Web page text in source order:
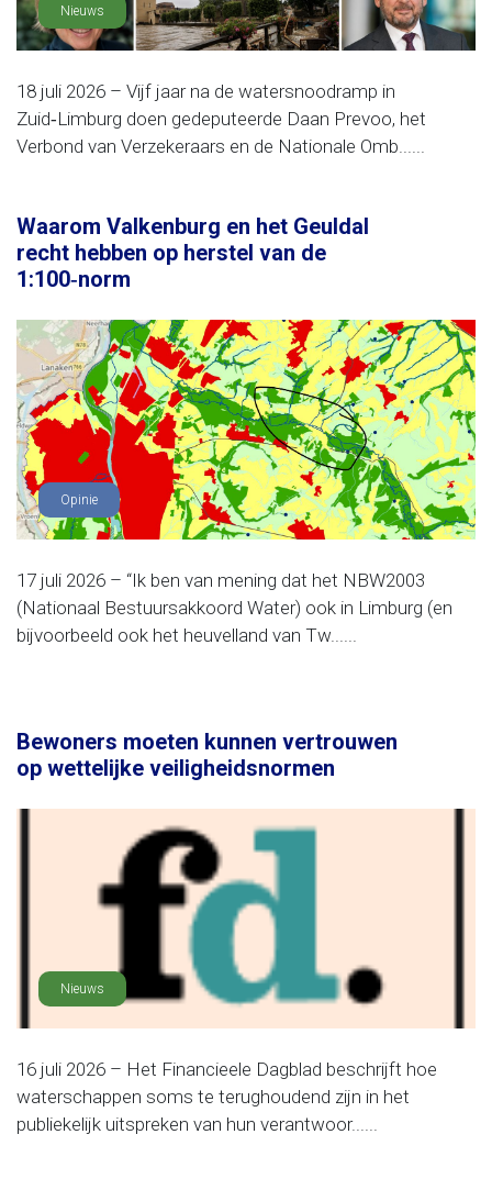
Nieuws
18 juli 2026 – Vijf jaar na de watersnoodramp in
Zuid‑Limburg doen gedeputeerde Daan Prevoo, het
Verbond van Verzekeraars en de Nationale Omb......
Waarom Valkenburg en het Geuldal
recht hebben op herstel van de
1:100‑norm
Opinie
17 juli 2026 – “Ik ben van mening dat het NBW2003
(Nationaal Bestuursakkoord Water) ook in Limburg (en
bijvoorbeeld ook het heuvelland van Tw......
Bewoners moeten kunnen vertrouwen
op wettelijke veiligheidsnormen
Nieuws
16 juli 2026 – Het Financieele Dagblad beschrijft hoe
waterschappen soms te terughoudend zijn in het
publiekelijk uitspreken van hun verantwoor......